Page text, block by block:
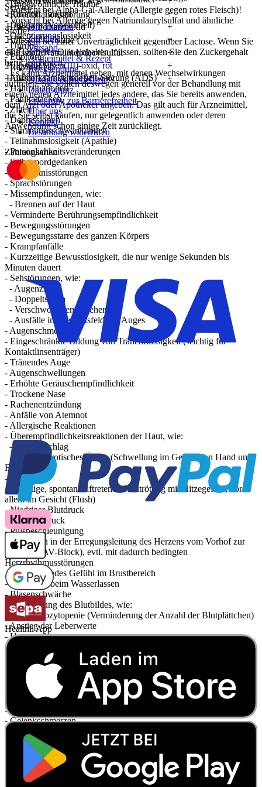
- Ungewöhnliche Träume
- Koordinationsstörung
- Delirium (Verwirrtheit)
- Orientierungslosigkeit
- Unruhe
- Euphorie
- Reizbarkeit
- Aufmerksamkeitsdefizit-Störung (ADS)
- Halluzinationen
- Panikattacken
- Zittern
- Depressionen
- Stimmungsschwankungen
- Teilnahmslosigkeit (Apathie)
- Persönlichkeitsveränderungen
- Selbstmordgedanken
- Gedächtnisstörungen
- Sprachstörungen
- Missempfindungen, wie:
- Brennen auf der Haut
- Verminderte Berührungsempfindlichkeit
- Bewegungsstörungen
- Bewegungsstarre des ganzen Körpers
- Krampfanfälle
- Kurzzeitige Bewusstlosigkeit, die nur wenige Sekunden bis
Minuten dauert
- Sehstörungen, wie:
- Augenzittern
- Doppeltsehen
- Verschwommenes Sehen
- Ausfälle im Gesichtsfeld des Auges
- Augenschmerzen
- Eingeschränkte Bildung von Tränenflüssigkeit (wichtig für
Kontaktlinsenträger)
- Tränendes Auge
- Augenschwellungen
- Erhöhte Geräuschempfindlichkeit
- Trockene Nase
- Rachenentzündung
- Anfälle von Atemnot
- Allergische Reaktionen
- Überempfindlichkeitsreaktionen der Haut, wie:
- Hautausschlag
- Angioneurotisches Ödem (Schwellung im Gesicht, an Hand und
Fuß)
- Schwitzen
- Flüchtige, spontan auftretende Hautrötung mit Hitzegefühl, vor
allem im Gesicht (Flush)
- Niedriger Blutdruck
- Bluthochdruck
- Pulsbeschleunigung
- Störungen in der Erregungsleitung des Herzens vom Vorhof zur
Kammer (AV-Block), evtl. mit dadurch bedingten
Herzrhythmusstörungen
- Beklemmendes Gefühl im Brustbereich
- Störungen beim Wasserlassen
- Blasenschwäche
- Veränderung des Blutbildes, wie:
- Thrombozytopenie (Verminderung der Anzahl der Blutplättchen)
- Anstieg der Leberwerte
- Unterzuckerung
- Anstieg der Nierenwerte (Kreatinin)
- Wassereinlagerungen (Ödeme), vor allem an den Beinen oder
Armen
- Rückenschmerzen
- Muskelschmerzen
- Muskelzuckungen
- Muskelkrämpfe
- Gelenkschmerzen
- Allgemeine Schwäche
- Durstgefühl
- Schüttelfrost
- Störungen der Sexualfunktion, wie:
- Ejakulationsstörungen (Störungen beim Samenerguss)
- Potenzstörungen
- Vorsicht bei Alpha-Gal-Allergie (Allergie gegen rotes Fleisch)!
- Vorsicht bei Allergie gegen Natriumlaurylsulfat und ähnliche
Stoffe!
- Vorsicht bei einer Unverträglichkeit gegenüber Lactose. Wenn Sie
eine Diabetes-Diät einhalten müssen, sollten Sie den Zuckergehalt
berücksichtigen.
- Es kann Arzneimittel geben, mit denen Wechselwirkungen
auftreten. Sie sollten deswegen generell vor der Behandlung mit
einem neuen Arzneimittel jedes andere, das Sie bereits anwenden,
dem Arzt oder Apotheker angeben. Das gilt auch für Arzneimittel,
die Sie selbst kaufen, nur gelegentlich anwenden oder deren
Anwendung schon einige Zeit zurückliegt.
Hilfsstoff Talkum
+
Hilfsstoff Titandioxid
+
Hilfsstoff Gelatine
+
Hilfsstoff Natriumdodecylsulfat
+
Hilfsstoff Eisen(III)-oxid, rot
+
Hilfsstoff Drucktinte schwarz
+
Service
Hilfethemen
Zahlung
Versand
Arzneimittel & Rezept
Rücksendung
Qualität & Sicherheit
Datenschutz
Erklärung zur Barrierefreiheit
Über uns
Kontakt
Bestellung widerrufen
Zahlungsarten
Healthii App